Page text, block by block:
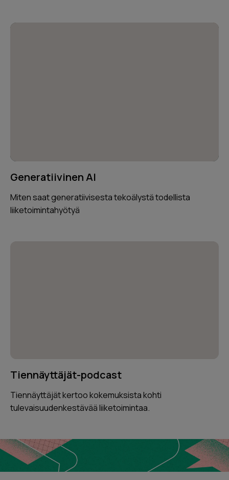
Generatiivinen AI
Miten saat generatiivisesta tekoälystä todellista
liiketoimintahyötyä
Tiennäyttäjät-podcast
Tiennäyttäjät kertoo kokemuksista kohti
tulevaisuudenkestävää liiketoimintaa.